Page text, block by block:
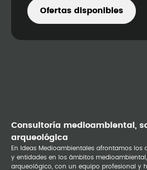
Ofertas disponibles
Consultoría medioambiental,
arqueológica
En Ideas Medioambientales afrontamos los
y entidades en los ámbitos
arqueológico, con un equipo profesional y